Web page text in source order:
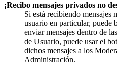
¡Recibo mensajes privados no
Si está recibiendo mensajes
usuario en particular, puede
enviar mensajes dentro de
de Usuario, puede usar el
dichos mensajes a los
Administración.